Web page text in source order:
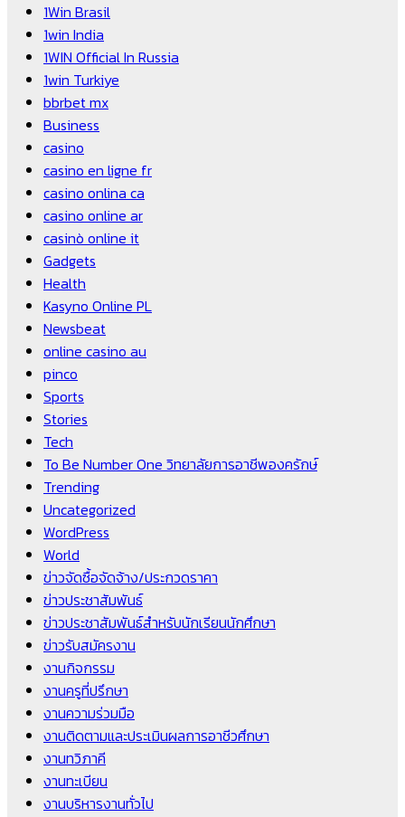
1Win Brasil
1win India
1WIN Official In Russia
1win Turkiye
bbrbet mx
Business
casino
casino en ligne fr
casino onlina ca
casino online ar
casinò online it
Gadgets
Health
Kasyno Online PL
Newsbeat
online casino au
pinco
Sports
Stories
Tech
To Be Number One วิทยาลัยการอาชีพองครักษ์
Trending
Uncategorized
WordPress
World
ข่าวจัดซื้อจัดจ้าง/ประกวดราคา
ข่าวประชาสัมพันธ์
ข่าวประชาสัมพันธ์สำหรับนักเรียนนักศึกษา
ข่าวรับสมัครงาน
งานกิจกรรม
งานครูที่ปรึกษา
งานความร่วมมือ
งานติดตามและประเมินผลการอาชีวศึกษา
งานทวิภาคี
งานทะเบียน
งานบริหารงานทั่วไป